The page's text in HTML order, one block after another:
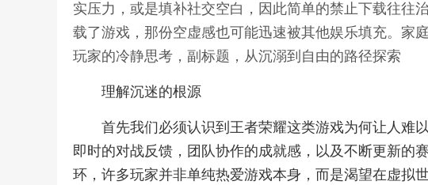
实压力，或是填补社交空白，因此简单的禁止下载往往
载了游戏，那份空虚感也可能迅速被其他娱乐填充。家
玩家的冷静思考，副标题，从沉溺到自由的路径探索
理解沉迷的根源
首先我们必须认识到王者荣耀这类游戏为何让人难
即时的对战反馈，团队协作的成就感，以及不断更新的
环，许多玩家并非单纯热爱游戏本身，而是渴望在虚拟